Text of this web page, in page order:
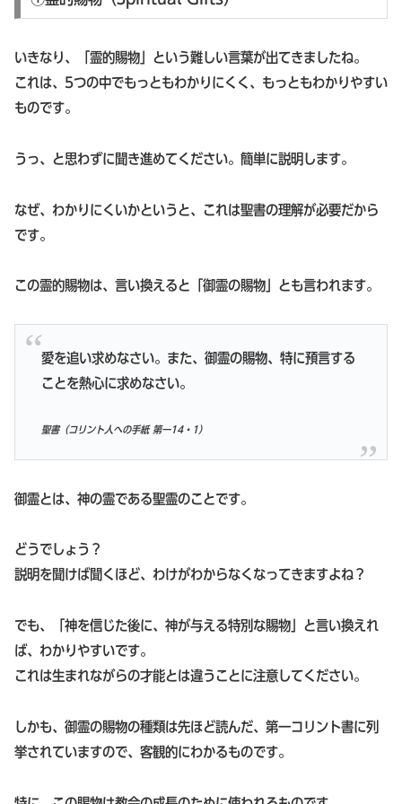
いきなり、「霊的賜物」という難しい言葉が出てきましたね。
これは、5つの中でもっともわかりにくく、もっともわかりやすい
ものです。
うっ、と思わずに聞き進めてください。簡単に説明します。
なぜ、わかりにくいかというと、これは聖書の理解が必要だから
です。
この霊的賜物は、言い換えると「御霊の賜物」とも言われます。
愛を追い求めなさい。また、御霊の賜物、特に預言する
ことを熱心に求めなさい。
聖書（コリント人への手紙 第一14・1）
御霊とは、神の霊である聖霊のことです。
どうでしょう？
説明を聞けば聞くほど、わけがわからなくなってきますよね？
でも、「神を信じた後に、神が与える特別な賜物」と言い換えれ
ば、わかりやすいです。
これは生まれながらの才能とは違うことに注意してください。
しかも、御霊の賜物の種類は先ほど読んだ、第一コリント書に列
挙されていますので、客観的にわかるものです。